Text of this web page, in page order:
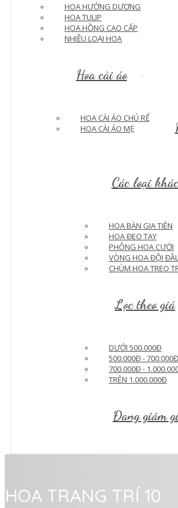
HOA HƯỚNG DƯƠNG
HOA TULIP
HOA HỒNG CAO CẤP
NHIỀU LOẠI HOA
Hoa cài áo
HOA CÀI ÁO CHÚ RỂ
HOA CÀI ÁO MẸ
Các loại khác
HOA BÀN GIA TIÊN
HOA ĐEO TAY
PHÔNG HOA CƯỚI
VÒNG HOA ĐỘI
CHÙM HOA TREO
Lọc theo giá
DƯỚI 500.000Đ
500.000Đ - 700.000Đ
700.000Đ -
TRÊN 1.000.000Đ
Đang giảm
HOA TRANG TRÍ 10